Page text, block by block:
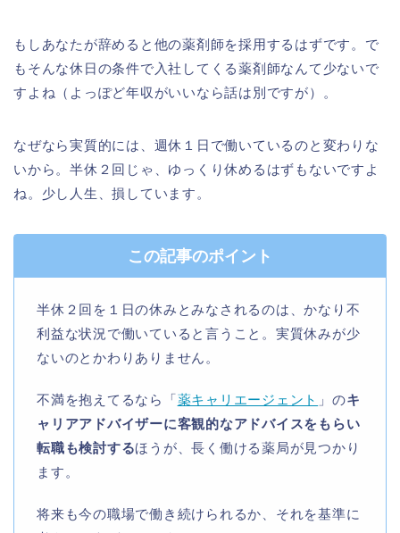
もしあなたが辞めると他の薬剤師を採用するはずです。で
もそんな休日の条件で入社してくる薬剤師なんて少ないで
すよね（よっぽど年収がいいなら話は別ですが）。
なぜなら実質的には、週休１日で働いているのと変わりな
いから。半休２回じゃ、ゆっくり休めるはずもないですよ
ね。少し人生、損しています。
この記事のポイント
半休２回を１日の休みとみなされるのは、かなり不
利益な状況で働いていると言うこと。実質休みが少
ないのとかわりありません。
不満を抱えてるなら「薬キャリエージェント 」のキ
ャリアアドバイザーに客観的なアドバイスをもらい
転職も検討するほうが、長く働ける薬局が見つかり
ます。
将来も今の職場で働き続けられるか、それを基準に